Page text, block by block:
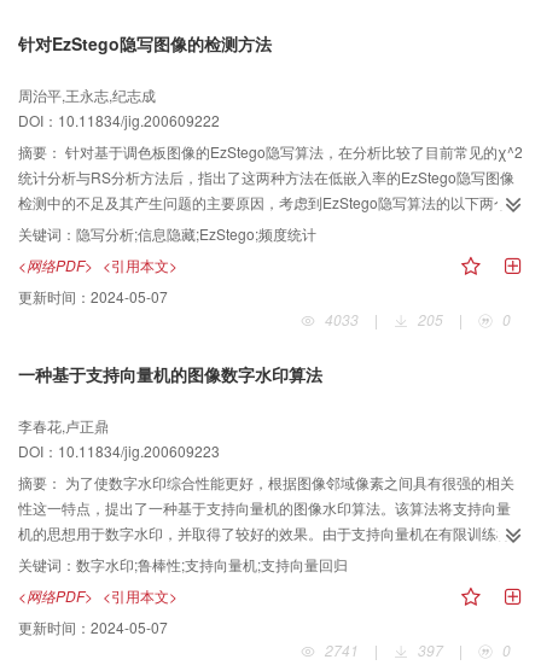
针对EzStego隐写图像的检测方法
周治平,王永志,纪志成
DOI：10.11834/jig.200609222
摘要： 针对基于调色板图像的EzStego隐写算法，在分析比较了目前常见的χ^2
统计分析与RS分析方法后，指出了这两种方法在低嵌入率的EzStego隐写图像
检测中的不足及其产生问题的主要原因，考虑到EzStego隐写算法的以下两个显
著特征：颜色对及顺序嵌入，提出了一种基于颜色对频度统计分析的新型检测
算法。实验结果表明，这种方法适用于EzStego隐写图像的检测，在低嵌入率情
况下，其检测率和虚警率优于χ^2统计分析与RS分析方法。该方法在使虚警率
降低1～2倍的情况下，检测率达到87％，而其他两个方法的检测率只有63％～
关键词： 隐写分析;信息隐藏;EzStego;频度统计
<网络PDF> <引用本文>
更新时间： 2024-05-07
4033
| 205 | 0
一种基于支持向量机的图像数字水印算法
李春花,卢正鼎
DOI：10.11834/jig.200609223
摘要： 为了使数字水印综合性能更好，根据图像邻域像素之间具有很强的相关
性这一特点，提出了一种基于支持向量机的图像水印算法。该算法将支持向量
机的思想用于数字水印，并取得了较好的效果。由于支持向量机在有限训练样
本的情况下具有很好的学习和泛化能力，因此，可以首先利用回归型支持向量
机较好地建立图像邻域像素之间的关系模型，然后，通过调整模型的输出值与
中心像素值之间的大小关系来嵌入或提取水印。实验表明，用该技术嵌入水印
后的图像不仅具有很好的图像感知质量和较强的鲁棒性，对图像增强、JPEG压
缩、噪声、几何剪切等抵抗强，而且安全性好、实用性较强。
关键词： 数字水印;鲁棒性;支持向量机;支持向量回归
<网络PDF> <引用本文>
更新时间： 2024-05-07
2741
| 397 | 0